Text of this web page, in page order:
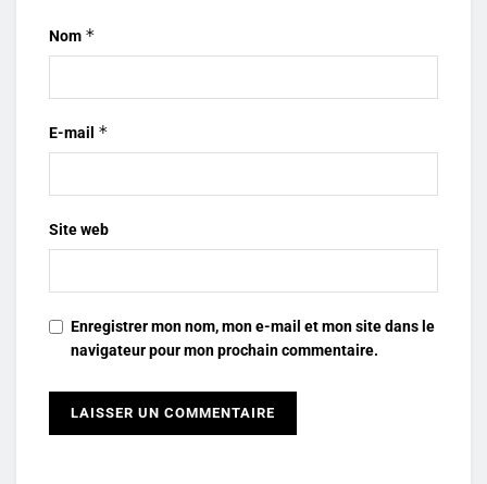
Nom *
E-mail *
Site web
Enregistrer mon nom, mon e-mail et mon site dans le
navigateur pour mon prochain commentaire.